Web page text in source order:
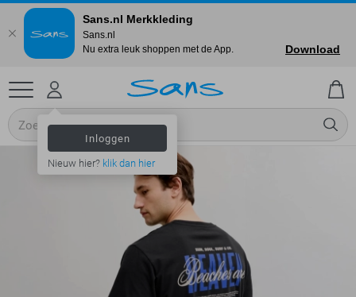
Inloggen
Nieuw hier? klik dan hier
Sans.nl Merkkleding
Sans.nl
Nu extra leuk shoppen met de App.
Download